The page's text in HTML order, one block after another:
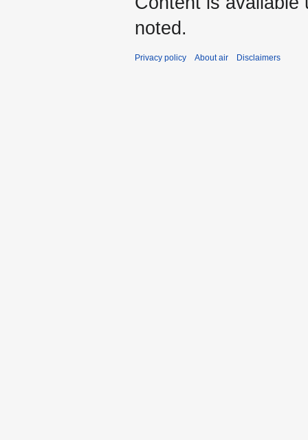
noted.
Privacy policy About air Disclaimers